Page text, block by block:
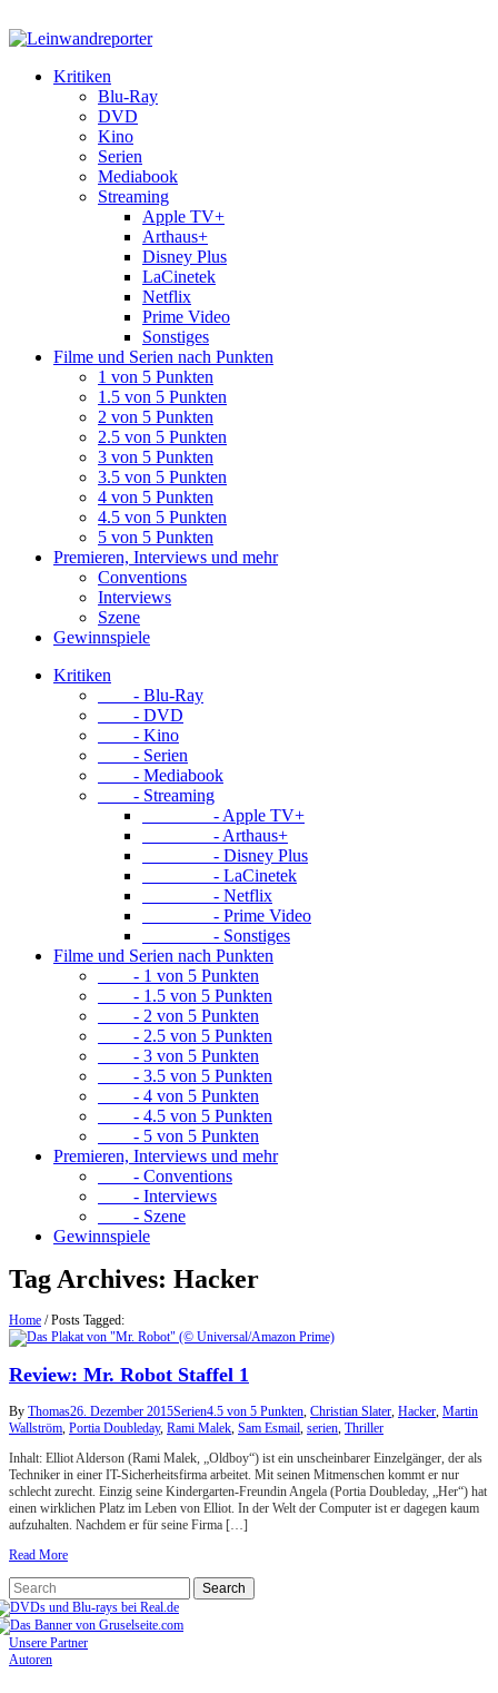
Kritiken
Blu-Ray
DVD
Kino
Serien
Mediabook
Streaming
Apple TV+
Arthaus+
Disney Plus
LaCinetek
Netflix
Prime Video
Sonstiges
Filme und Serien nach Punkten
1 von 5 Punkten
1.5 von 5 Punkten
2 von 5 Punkten
2.5 von 5 Punkten
3 von 5 Punkten
3.5 von 5 Punkten
4 von 5 Punkten
4.5 von 5 Punkten
5 von 5 Punkten
Premieren, Interviews und mehr
Conventions
Interviews
Szene
Gewinnspiele
Kritiken
- Blu-Ray
- DVD
- Kino
- Serien
- Mediabook
- Streaming
- Apple TV+
- Arthaus+
- Disney Plus
- LaCinetek
- Netflix
- Prime Video
- Sonstiges
Filme und Serien nach Punkten
- 1 von 5 Punkten
- 1.5 von 5 Punkten
- 2 von 5 Punkten
- 2.5 von 5 Punkten
- 3 von 5 Punkten
- 3.5 von 5 Punkten
- 4 von 5 Punkten
- 4.5 von 5 Punkten
- 5 von 5 Punkten
Premieren, Interviews und mehr
- Conventions
- Interviews
- Szene
Gewinnspiele
Tag Archives: Hacker
Home /Posts Tagged:
Review: Mr. Robot Staffel 1
By Thomas26. Dezember 2015Serien4.5 von 5 Punkten, Christian Slater, Hacker, Martin
Wallström, Portia Doubleday, Rami Malek, Sam Esmail, serien, Thriller
Inhalt: Elliot Alderson (Rami Malek, „Oldboy“) ist ein unscheinbarer Einzelgänger, der als
Techniker in einer IT-Sicherheitsfirma arbeitet. Mit seinen Mitmenschen kommt er nur
schlecht zurecht. Einzig seine Kindergarten-Freundin Angela (Portia Doubleday, „Her“) hat
einen wirklichen Platz im Leben von Elliot. In der Welt der Computer ist er dagegen kaum
aufzuhalten. Nachdem er für seine Firma […]
Read More
Unsere Partner
Autoren